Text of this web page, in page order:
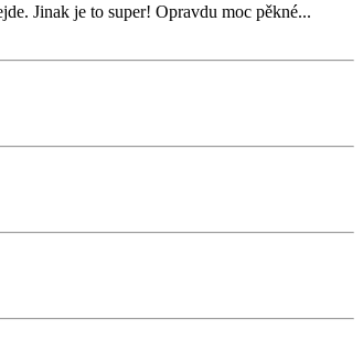
Jinak je to super! Opravdu moc pěkné...